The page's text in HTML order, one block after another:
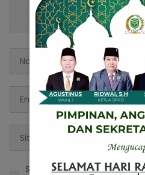
Simpan nama, email, dan